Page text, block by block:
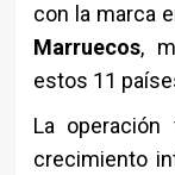
con la marca
Marruecos,
estos 11
La
crecimiento